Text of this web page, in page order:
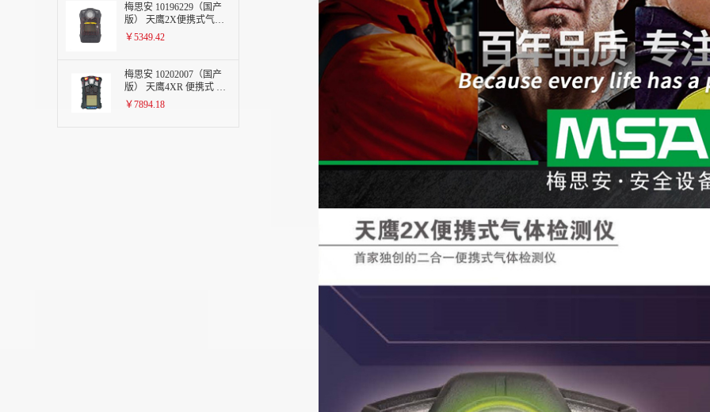
梅思安 10196229（国产
版） 天鹰2X便携式气体
检测仪H2S 硫化氢
￥5349.42
梅思安 10202007（国产
版） 天鹰4XR 便携式 可
燃气（COMB/Ex））单
￥7894.18